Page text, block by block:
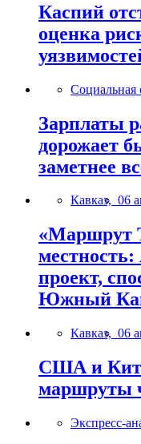
Каспий
оценка
Социальная
Зарплаты
дорожает
заметнее
Кавказ, 06
«Маршрут
проект,
Южный
Кавказ, 06
США и
маршруты
Экспресс-